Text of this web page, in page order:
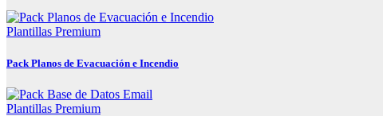
Plantillas Premium
Pack Planos de Evacuación e Incendio
Plantillas Premium